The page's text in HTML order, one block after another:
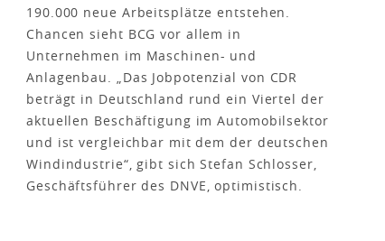
190.000 neue Arbeitsplätze entstehen.
Chancen sieht BCG vor allem in
Unternehmen im Maschinen- und
Anlagenbau. „Das Jobpotenzial von CDR
beträgt in Deutschland rund ein Viertel der
aktuellen Beschäftigung im Automobilsektor
und ist vergleichbar mit dem der deutschen
Windindustrie“, gibt sich Stefan Schlosser,
Geschäftsführer des DNVE, optimistisch.